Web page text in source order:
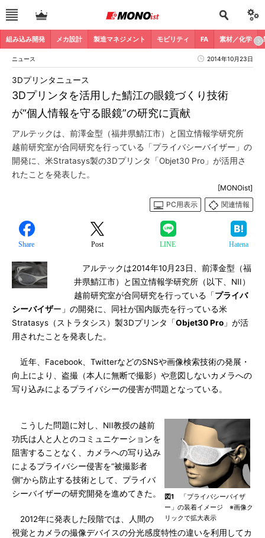
組み込み開発 メカ設計 製造マネジメント モビリティ FA 素材／化学
ニュース 2014年10月23日
3Dプリンタを活用した鯖江の眼鏡づくり技術
が“個人情報を守る眼鏡”の研究に貢献
3Dプリンタニュース
アルテックは、前澤金型（福井県鯖江市）と国立情報学研究所
越前研究室が合同研究を行っている「プライバシーバイザー」の
開発に、米Stratasys製の3Dプリンタ「Objet30 Pro」が活用さ
れたことを発表した。
[MONOist]
PC用表示
関連情報
Share Post LINE Hatena
アルテックは2014年10月23日、前澤金型（福
井県鯖江市）と国立情報学研究所（以下、NII）
越前研究室が合同研究を行っている「プライバ
シーバイザー」の開発に、同社が国内販売を行っている米
Stratasys（ストラタシス）製3Dプリンタ「Objet30 Pro 」が活
用されたことを発表した。
近年、Facebook、TwitterなどのSNSや画像検索技術の発展・
向上により、盗撮（本人に無断で撮影）や意図しないカメラへの
写り込みによるプライバシーの侵害が問題となっている。
図1 「プライバシーバイザ
ー」の装着イメージ ※画像ク
リックで拡大表示
こうした問題に対し、NII教授の越前
功氏は人と人とのコミュニケーションを
阻害することなく、カメラへの写り込み
によるプライバシー侵害を“被撮影者
側”から防止する技術として、プライバ
シーバイザーの研究開発を進めてきた。
2012年に発表した段階では、人間の
視覚とカメラの撮像デバイスの分光感度特性の違いを利用してカ